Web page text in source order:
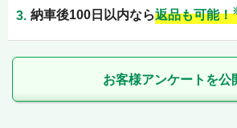
納車後100日以内なら返品も可能！
お客様アンケートを公